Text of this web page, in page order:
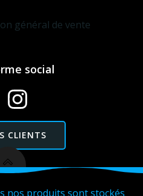
général de vente
social
CLIENTS
nos produits sont stockés